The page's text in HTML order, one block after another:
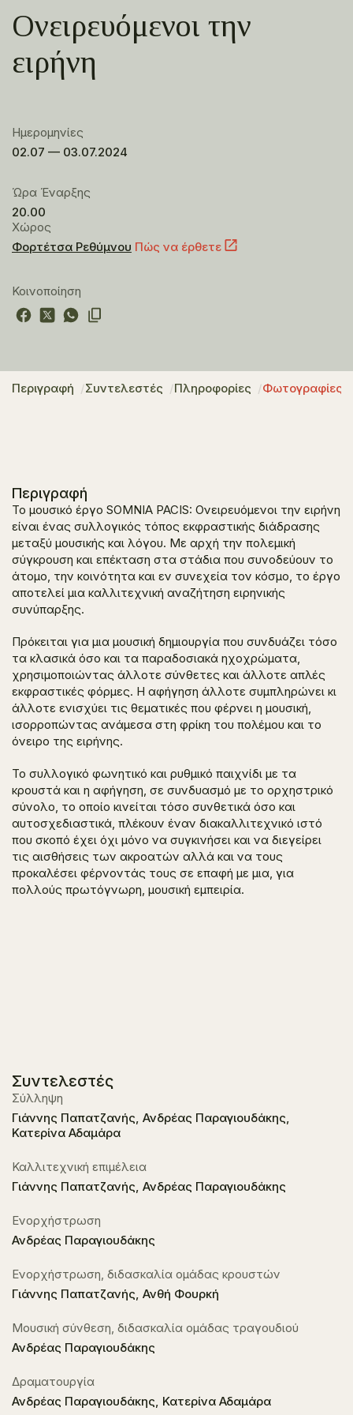
Ονειρευόμενοι την
ειρήνη
Ημερομηνίες
02.07 — 03.07.2024
Ώρα Έναρξης
20.00
Χώρος
Φορτέτσα Ρεθύμνου Πώς να έρθετε
Κοινοποίηση
Περιγραφή Συντελεστές Πληροφορίες Φωτογραφίες
Περιγραφή
Το μουσικό έργο SOMNIA PACIS: Oνειρευόμενοι την ειρήνη
είναι ένας συλλογικός τόπος εκφραστικής διάδρασης
μεταξύ μουσικής και λόγου. Με αρχή την πολεμική
σύγκρουση και επέκταση στα στάδια που συνοδεύουν το
άτομο, την κοινότητα και εν συνεχεία τον κόσμο, το έργο
αποτελεί μια καλλιτεχνική αναζήτηση ειρηνικής
συνύπαρξης.
Πρόκειται για μια μουσική δημιουργία που συνδυάζει τόσο
τα κλασικά όσο και τα παραδοσιακά ηχοχρώματα,
χρησιμοποιώντας άλλοτε σύνθετες και άλλοτε απλές
εκφραστικές φόρμες. Η αφήγηση άλλοτε συμπληρώνει κι
άλλοτε ενισχύει τις θεματικές που φέρνει η μουσική,
ισορροπώντας ανάμεσα στη φρίκη του πολέμου και το
όνειρο της ειρήνης.
Το συλλογικό φωνητικό και ρυθμικό παιχνίδι με τα
κρουστά και η αφήγηση, σε συνδυασμό με το ορχηστρικό
σύνολο, το οποίο κινείται τόσο συνθετικά όσο και
αυτοσχεδιαστικά, πλέκουν έναν διακαλλιτεχνικό ιστό
που σκοπό έχει όχι μόνο να συγκινήσει και να διεγείρει
τις αισθήσεις των ακροατών αλλά και να τους
προκαλέσει φέρνοντάς τους σε επαφή με μια, για
πολλούς πρωτόγνωρη, μουσική εμπειρία.
Συντελεστές
Σύλληψη
Γιάννης Παπατζανής, Ανδρέας Παραγιουδάκης,
Κατερίνα Αδαμάρα
Καλλιτεχνική επιμέλεια
Γιάννης Παπατζανής, Ανδρέας Παραγιουδάκης
Ενορχήστρωση
Ανδρέας Παραγιουδάκης
Ενορχήστρωση, διδασκαλία ομάδας κρουστών
Γιάννης Παπατζανής, Ανθή Φουρκή
Μουσική σύνθεση, διδασκαλία ομάδας τραγουδιού
Ανδρέας Παραγιουδάκης
Δραματουργία
Ανδρέας Παραγιουδάκης, Κατερίνα Αδαμάρα